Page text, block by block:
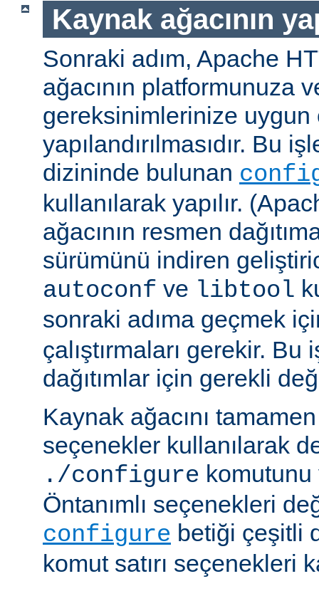
Kaynak ağacının
Sonraki adım, Apache
ağacının platformunuza
gereksinimlerinize uygun
yapılandırılmasıdır. Bu
dizininde bulunan
kullanılarak yapılır.
ağacının resmen
sürümünü indiren
autoconf ve libtool
sonraki adıma geçmek
çalıştırmaları gerekir. Bu
dağıtımlar için gerekli
Kaynak ağacını tamamen
seçenekler kullanılarak
./configure
Öntanımlı seçenekleri
configure betiği çeşitli
komut satırı seçenekleri